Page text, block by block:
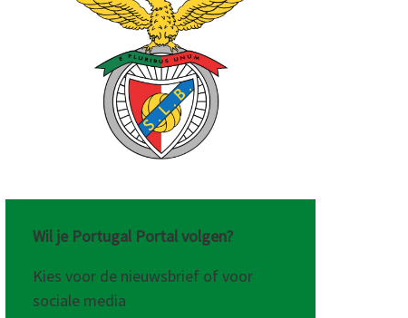
Wil je Portugal Portal volgen?
Kies voor de nieuwsbrief of voor
sociale media